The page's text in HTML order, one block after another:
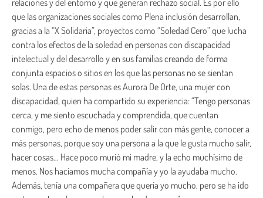
relaciones y del entorno y que generan rechazo social. Es por ello
que las organizaciones sociales como Plena inclusión desarrollan,
gracias a la “X Solidaria”, proyectos como “Soledad Cero” que lucha
contra los efectos de la soledad en personas con discapacidad
intelectual y del desarrollo y en sus familias creando de forma
conjunta espacios o sitios en los que las personas no se sientan
solas. Una de estas personas es Aurora De Orte, una mujer con
discapacidad, quien ha compartido su experiencia: “Tengo personas
cerca, y me siento escuchada y comprendida, que cuentan
conmigo, pero echo de menos poder salir con más gente, conocer a
más personas, porque soy una persona a la que le gusta mucho salir,
hacer cosas… Hace poco murió mi madre, y la echo muchísimo de
menos. Nos hacíamos mucha compañía y yo la ayudaba mucho.
Además, tenía una compañera que quería yo mucho, pero se ha ido